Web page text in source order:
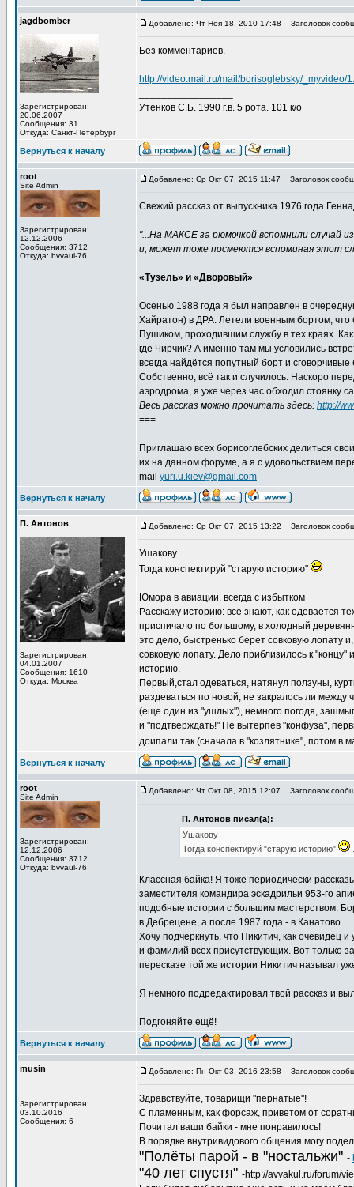
jagdbomber
Зарегистрирован:
20.06.2007
Сообщения: 31
Откуда: Санкт-Петербург
Добавлено: Чт Ноя 18, 2010 17:48 Заголовок
Без комментариев.
http://video.mail.ru/mail/borisoglebsky/_myvideo/
Утенков С.Б. 1990 г.в. 5 рота. 101 к/о
Вернуться к началу
root
Site Admin
Зарегистрирован:
12.12.2006
Сообщения: 3712
Откуда: bvvaul-76
Добавлено: Ср Окт 07, 2015 11:47 Заголовок
Свежий рассказ от выпускника 1976 года
"...На МАКСЕ за рюмочкой вспомнили случай
и, может тоже посмеются вспоминая этот
«Тузель» и «Дворовый»
Осенью 1988 года я был направлен в
Хайратон) в ДРА. Летели военным бортом, что
Пушиком, проходившим службу в тех краях.
где Чирчик? А именно там мы условились
всегда найдётся попутный борт и
Собственно, всё так и случилось. Наскоро
аэродрома, я уже через час обходил стоянку
Весь рассказ можно прочитать здесь: http://
===
Приглашаю всех борисоглебских делиться
их на данном форуме, а я с удовольствием
mail yuri.u.kiev@gmail.com
Вернуться к началу
П. Антонов
Зарегистрирован:
04.01.2007
Сообщения: 1610
Откуда: Москва
Добавлено: Ср Окт 07, 2015 13:22 Заголовок
Ушакову
Тогда конспектируй "старую историю"
Юмора в авиации, всегда с избытком
Расскажу историю: все знают, как одевается
приспичало по большому, в холодный
это дело, быстренько берет совковую лопату
совковую лопату. Дело приблизилось к
историю.
Первый,стал одеваться, натянул ползуны,
раздеваться по новой, не закралось ли
(еще один из "ушлых"), немного погодя,
и "подтверждать!" Не вытерпев "конфуза",
доипали так (сначала в "козлятнике", потом в
Вернуться к началу
root
Site Admin
Зарегистрирован:
12.12.2006
Сообщения: 3712
Откуда: bvvaul-76
Добавлено: Чт Окт 08, 2015 12:07 Заголовок
П. Антонов писал(а):
Ушакову
Тогда конспектируй "старую историю"
Классная байка! Я тоже периодически
заместителя командира эскадрильи 953-го
подобные истории с большим мастерством.
в Дебрецене, а после 1987 года - в Канатово.
Хочу подчеркнуть, что Никитич, как очевидец
и фамилий всех присутствующих. Вот только
пересказе той же истории Никитич называл
Я немного подредактировал твой рассказ и
Подгоняйте ещё!
Вернуться к началу
musin
Зарегистрирован:
03.10.2016
Сообщения: 6
Добавлено: Пн Окт 03, 2016 23:58 Заголовок
Здравствуйте, товарищи "пернатые"!
С пламенным, как форсаж, приветом от
Почитал ваши байки - мне понравилось!
В порядке внутривидового общения могу
"Полёты парой - в "ностальжи" -
"40 лет спустя" -http://avvakul.ru/forum/